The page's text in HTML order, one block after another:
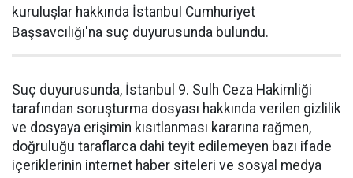
kuruluşlar hakkında İstanbul Cumhuriyet
Başsavcılığı'na suç duyurusunda bulundu.
Suç duyurusunda, İstanbul 9. Sulh Ceza Hakimliği
tarafından soruşturma dosyası hakkında verilen gizlilik
ve dosyaya erişimin kısıtlanması kararına rağmen,
doğruluğu taraflarca dahi teyit edilemeyen bazı ifade
içeriklerinin internet haber siteleri ve sosyal medya